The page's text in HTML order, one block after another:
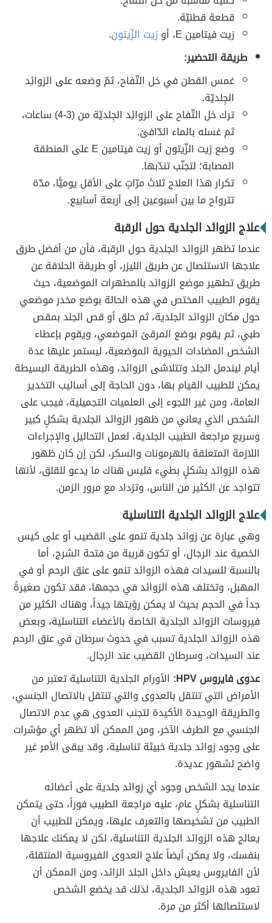
قطعة قطنيّة.
زيت فيتامين E، أو
زيت الزّيتون.
طريقة التحضير:
غمس القطن في خل التّفاح، ثمّ وضعه على الزوائِد
الجِلديّة.
ترك خل التّفاح على الزوائِد الجِلديّة من (3-4) ساعات،
ثم غسله بالماء الدّافئ.
وضع زيت الزّيتون أو زيت فيتامين E على المنطقة
المصابة؛ لتجنّب تندّبها.
تكرار هذا العلاج ثلاثَ مرّاتٍ على الأقل يوميًّا، مدّة
تترواح ما بين أسبوعين إلى أربعة أسابيع.
علاج الزوائد الجلدية حول الرقبة
عندما تظهر الزوائد الجلدية حول الرقبة، فأن من أفضل طرق
علاجها الاستئصال عن طريق الليزر، أو طريقة الحلاقة عن
طريق تطهير موضع الزوائد بالمطهرات الموضعية، حيث
يقوم الطبيب المختص في هذه الحالة بوضع مخدر موضعي
حول مكان الزوائد الجلدية، ثم حلق أو قص الجلد بمقص
طبي، ثم يقوم بوضع المرقئ الموضعي، ويقوم بإعطاء
الشخص المضادات الحيوية الموضعية، ليستمر عليها عدة
أيام ليندمل الجلد وتتلاشى الزوائد، وهذه الطريقة البسيطة
يمكن للطبيب القيام بها، دون الحاجة إلى أساليب التخدير
العامة، ومن غير اللجوء إلى العلميات التجميلية، فيجب على
الشخص الذي يعاني من ظهور الزوائد الجلدية بشكلٍ كبير
وسريع مراجعة الطبيب الجلدية، لعمل التحاليل والإجراءات
اللازمة المتعلقة بالهرمونات والسكر، لكن إن كان ظهور
هذه الزوائد بشكلٍ بطيء فليس هناك ما يدعو للقلق، لأنها
تتواجد عن الكثير من الناس، وتزداد مع مرور الزمن.
علاج الزوائد الجلدية التناسلية
وهي عبارة عن زوائد جلدية تنمو على القضيب أو على كيس
الخصية عند الرجال، أو تكون قريبة من فتحة الشرج، أما
بالنسبة للسيدات فهذه الزوائد تنمو على عنق الرحم أو في
المهبل، وتختلف هذه الزوائد في حجمها، فقد تكون صغيرةً
جداً في الحجم بحيث لا يمكن رؤيتها جيداً، وهناك الكثير من
فيروسات الزوائد الجلدية الخاصة بالأعضاء التناسلية، وبعض
هذه الزوائد الجلدية تسبب في حدوث سرطان في عنق الرحم
عند السيدات، وسرطان القضيب عند الرجال.
عدوى فايروس HPV:
الأورام الجلدية التناسلية تعتبر من
الأمراض التي تنتقل بالعدوى والتي تنتقل بالاتصال الجنسي،
والطريقة الوحيدة الأكيدة لتجنب العدوى هي عدم الاتصال
الجنسي مع الطرف الآخر، ومن الممكن ألا تظهر أي مؤشرات
على وجود زوائد جلدية خبيثة تناسلية، وقد يبقى الأمر غير
واضح لشهور عديدة.
عندما يجد الشخص وجود أي زوائد جلدية على أعضائه
التناسلية بشكلٍ عام، عليه مراجعة الطبيب فوراً، حتى يتمكن
الطبيب من تشخيصها والتعرف عليها، ويمكن للطبيب أن
يعالج هذه الزوائد الجلدية التناسلية، لكن لا يمكنك علاجها
بنفسك، ولا يمكن أيضاً علاج العدوى الفيروسية المنتقلة،
لأن الفايروس يعيش داخل الجلد الزائد، ومن الممكن أن
تعود هذه الزوائد الجلدية، لذلك قد يخضع الشخص
لاستئصالها أكثر من مرة.